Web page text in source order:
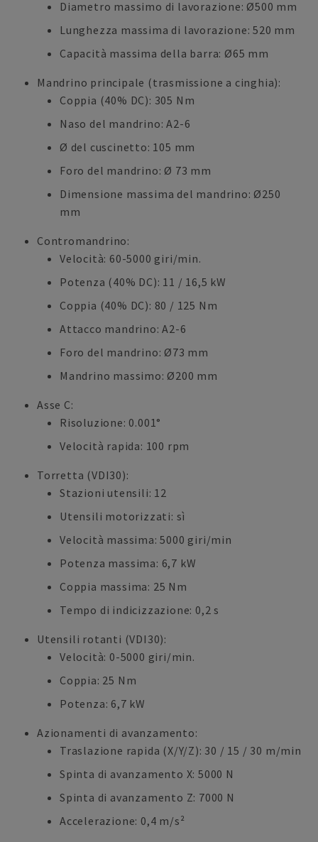
Diametro massimo di lavorazione: Ø500 mm
Lunghezza massima di lavorazione: 520 mm
Capacità massima della barra: Ø65 mm
Mandrino principale (trasmissione a cinghia):
Coppia (40% DC): 305 Nm
Naso del mandrino: A2-6
Ø del cuscinetto: 105 mm
Foro del mandrino: Ø 73 mm
Dimensione massima del mandrino: Ø250
mm
Contromandrino:
Velocità: 60-5000 giri/min.
Potenza (40% DC): 11 / 16,5 kW
Coppia (40% DC): 80 / 125 Nm
Attacco mandrino: A2-6
Foro del mandrino: Ø73 mm
Mandrino massimo: Ø200 mm
Asse C:
Risoluzione: 0.001°
Velocità rapida: 100 rpm
Torretta (VDI30):
Stazioni utensili: 12
Utensili motorizzati: sì
Velocità massima: 5000 giri/min
Potenza massima: 6,7 kW
Coppia massima: 25 Nm
Tempo di indicizzazione: 0,2 s
Utensili rotanti (VDI30):
Velocità: 0-5000 giri/min.
Coppia: 25 Nm
Potenza: 6,7 kW
Azionamenti di avanzamento:
Traslazione rapida (X/Y/Z): 30 / 15 / 30 m/min
Spinta di avanzamento X: 5000 N
Spinta di avanzamento Z: 7000 N
Accelerazione: 0,4 m/s²